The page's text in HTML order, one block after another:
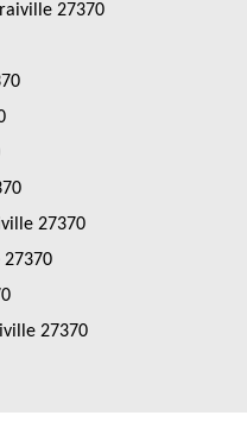
27370
27370
27370